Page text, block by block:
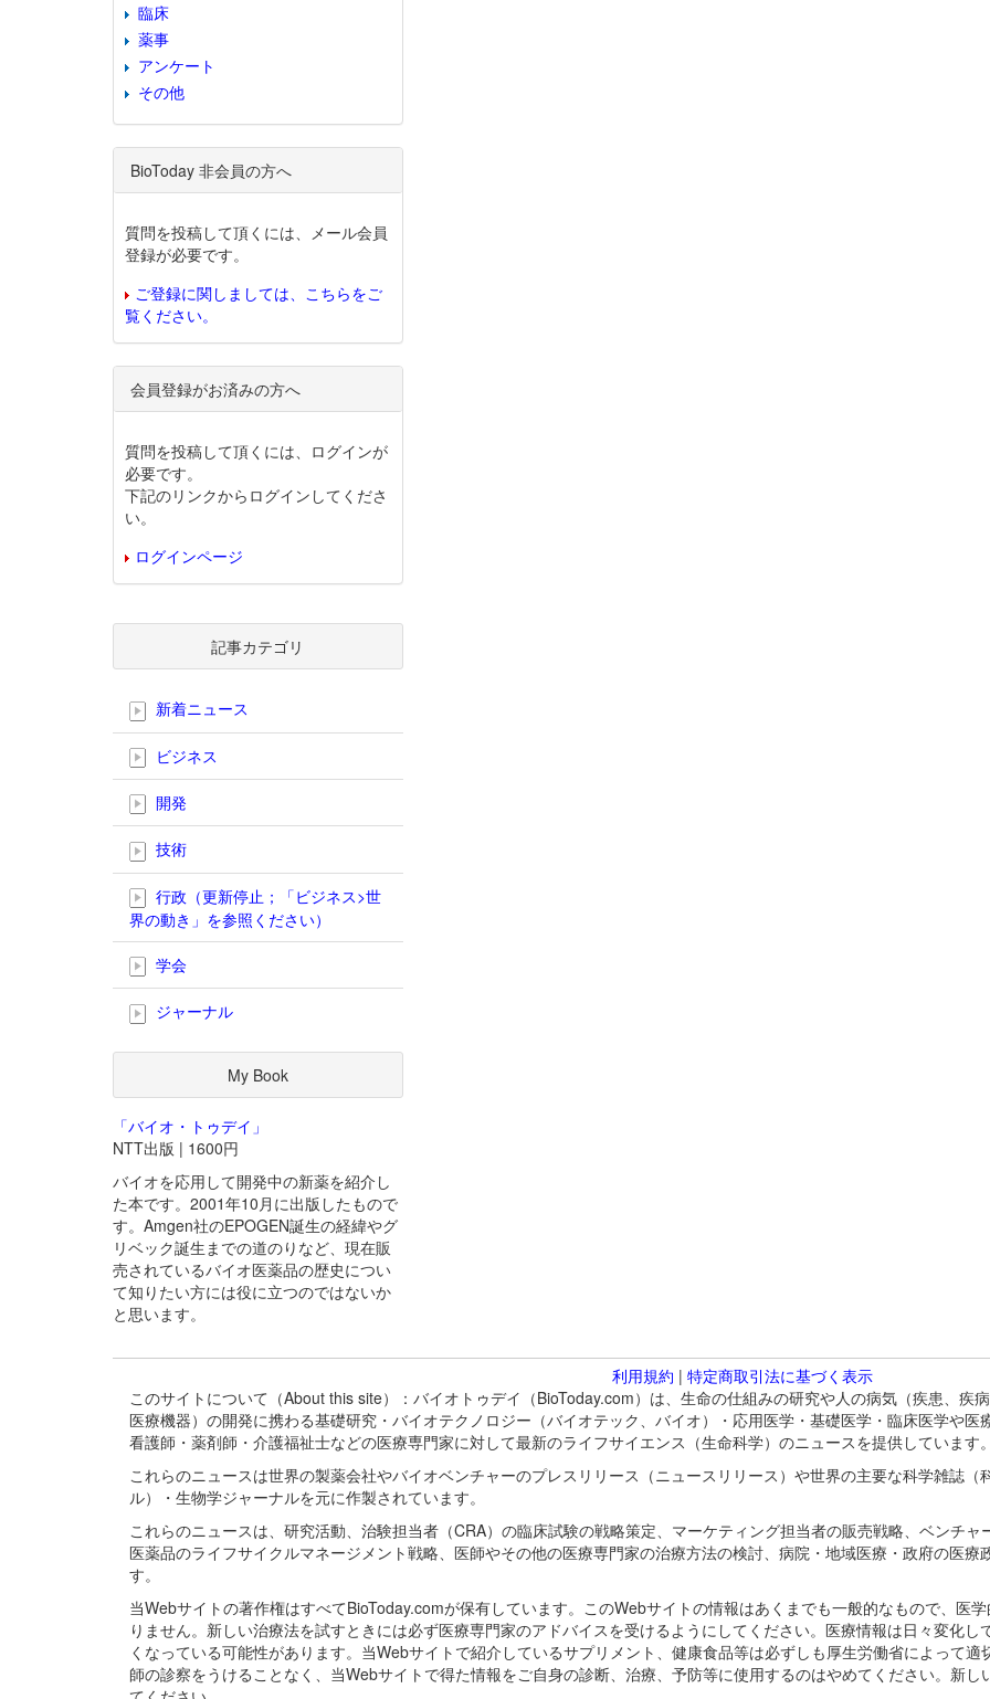
臨床
薬事
アンケート
その他
BioToday 非会員の方へ
質問を投稿して頂くには、メール会員
登録が必要です。
ご登録に関しましては、こちらをご
覧ください。
会員登録がお済みの方へ
質問を投稿して頂くには、ログインが
必要です。
下記のリンクからログインしてくださ
い。
ログインページ
記事カテゴリ
新着ニュース
ビジネス
開発
技術
行政（更新停止；「ビジネス>世
界の動き」を参照ください）
学会
ジャーナル
My Book
「バイオ・トゥデイ」
NTT出版 | 1600円
バイオを応用して開発中の新薬を紹介し
た本です。2001年10月に出版したもので
す。Amgen社のEPOGEN誕生の経緯やグ
リベック誕生までの道のりなど、現在販
売されているバイオ医薬品の歴史につい
て知りたい方には役に立つのではないか
と思います。
利用規約 | 特定商取引法に基づく表示
このサイトについて（About this site）：バイオトゥデイ（BioToday.com）は、生命の仕組みの研究や人の病気（疾患、疾
医療機器）の開発に携わる基礎研究・バイオテクノロジー（バイオテック、バイオ）・応用医学・基礎医学・臨床医学や
看護師・薬剤師・介護福祉士などの医療専門家に対して最新のライフサイエンス（生命科学）のニュースを提供しています
これらのニュースは世界の製薬会社やバイオベンチャーのプレスリリース（ニュースリリース）や世界の主要な科学雑誌
ル）・生物学ジャーナルを元に作製されています。
これらのニュースは、研究活動、治験担当者（CRA）の臨床試験の戦略策定、マーケティング担当者の販売戦略、ベンチ
医薬品のライフサイクルマネージメント戦略、医師やその他の医療専門家の治療方法の検討、病院・地域医療・政府の医
す。
当Webサイトの著作権はすべてBioToday.comが保有しています。このWebサイトの情報はあくまでも一般的なもので、医
りません。新しい治療法を試すときには必ず医療専門家のアドバイスを受けるようにしてください。医療情報は日々変化
くなっている可能性があります。当Webサイトで紹介しているサプリメント、健康食品等は必ずしも厚生労働省によって
師の診察をうけることなく、当Webサイトで得た情報をご自身の診断、治療、予防等に使用するのはやめてください。新